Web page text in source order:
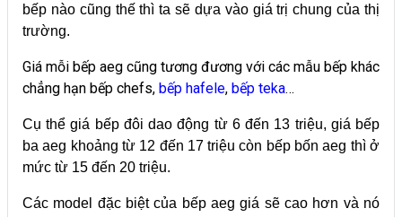
bếp nào cũng thế thì ta sẽ dựa vào giá trị chung của thị
trường.
Giá mỗi bếp aeg cũng tương đương với các mẫu bếp khác
chẳng hạn bếp chefs, bếp hafele, bếp teka…
Cụ thể giá bếp đôi dao động từ 6 đến 13 triệu, giá bếp
ba aeg khoảng từ 12 đến 17 triệu còn bếp bốn aeg thì ở
mức từ 15 đến 20 triệu.
Các model đặc biệt của bếp aeg giá sẽ cao hơn và nó